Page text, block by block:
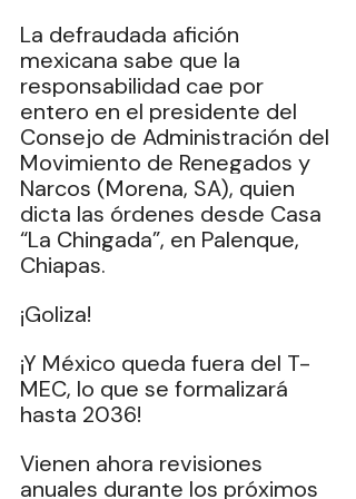
La defraudada afición
mexicana sabe que la
responsabilidad cae por
entero en el presidente del
Consejo de Administración del
Movimiento de Renegados y
Narcos (Morena, SA), quien
dicta las órdenes desde Casa
“La Chingada”, en Palenque,
Chiapas.
¡Goliza!
¡Y México queda fuera del T-
MEC, lo que se formalizará
hasta 2036!
Vienen ahora revisiones
anuales durante los próximos